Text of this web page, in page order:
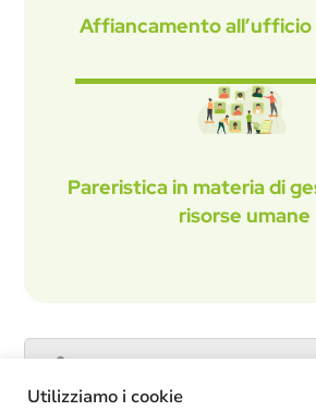
Affiancamento all’ufficio
Pareristica in materia di
risorse umane
Utilizziamo i cookie